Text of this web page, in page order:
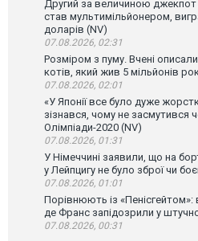
Другий за величиною
став мультимільйонером,
доларів (NV)
07.08.2026, 02:31
Розміром з пуму. Вчені
котів, який жив 5 мільйонів
07.08.2026, 02:01
«У Японії все було дуже
зізнався, чому не засмутився
Олімпіади-2020 (NV)
07.08.2026, 01:31
У Німеччині заявили, що на
у Лейпцигу не було зброї чи
07.08.2026, 01:01
Порівнюють із
де Франс запідозрили у
07.08.2026, 00:31